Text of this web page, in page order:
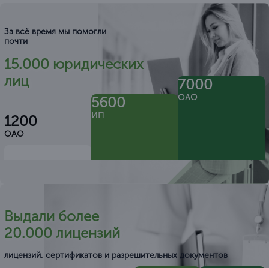
За всё время мы помогли
почти
15.000 юридических
лиц
1200
ОАО
5600
ИП
7000
ОАО
Выдали более
20.000 лицензий
лицензий, сертификатов и разрешительных документов